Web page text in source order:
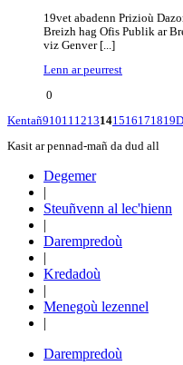
19vet abadenn Prizioù
Breizh hag Ofis Publik ar
viz Genver [...]
Lenn ar peurrest
0
Kentañ910111213141516171819
Kasit ar pennad-mañ da dud all
Degemer
|
Steuñvenn al lec'hienn
|
Darempredoù
|
Kredadoù
|
Menegoù lezennel
|
Darempredoù